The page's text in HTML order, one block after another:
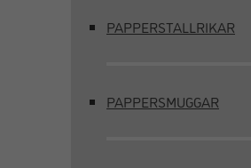
PAPPERSTALLRIKAR
PAPPERSMUGGAR